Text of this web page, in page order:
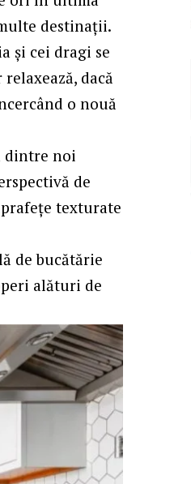
destinații.
și cei dragi se
dacă
o nouă
dintre noi
de
texturate
de bucătărie
alături de